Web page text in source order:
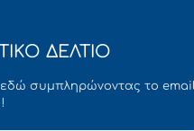
ΔΕΛΤΙΟ
συμπληρώνοντας το